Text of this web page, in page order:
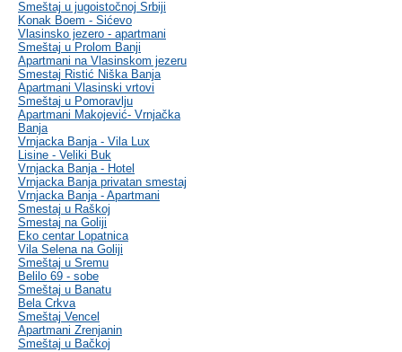
Smeštaj u jugoistočnoj Srbiji
Konak Boem - Sićevo
Vlasinsko jezero - apartmani
Smeštaj u Prolom Banji
Apartmani na Vlasinskom jezeru
Smestaj Ristić Niška Banja
Apartmani Vlasinski vrtovi
Smeštaj u Pomoravlju
Apartmani Makojević- Vrnjačka
Banja
Vrnjacka Banja - Vila Lux
Lisine - Veliki Buk
Vrnjacka Banja - Hotel
Vrnjacka Banja privatan smestaj
Vrnjacka Banja - Apartmani
Smestaj u Raškoj
Smestaj na Goliji
Eko centar Lopatnica
Vila Selena na Goliji
Smeštaj u Sremu
Belilo 69 - sobe
Smeštaj u Banatu
Bela Crkva
Smeštaj Vencel
Apartmani Zrenjanin
Smeštaj u Bačkoj